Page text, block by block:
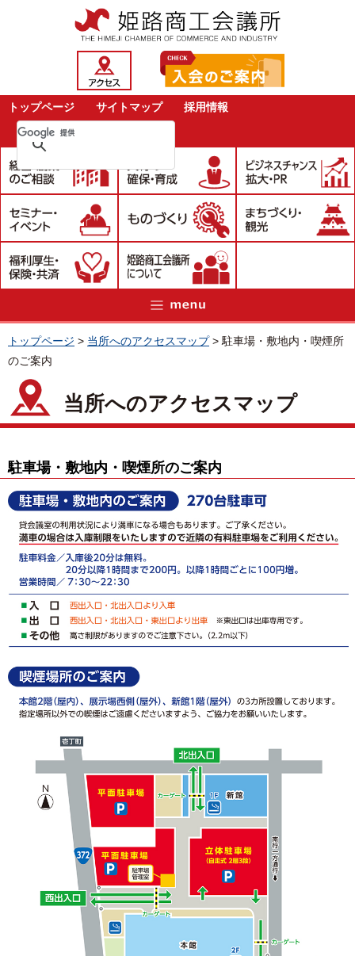
トップページ サイトマップ 採用情報
トップページ > 当所へのアクセスマップ> 駐車場・敷地内・喫煙所
のご案内
当所へのアクセスマップ
駐車場・敷地内・喫煙所のご案内